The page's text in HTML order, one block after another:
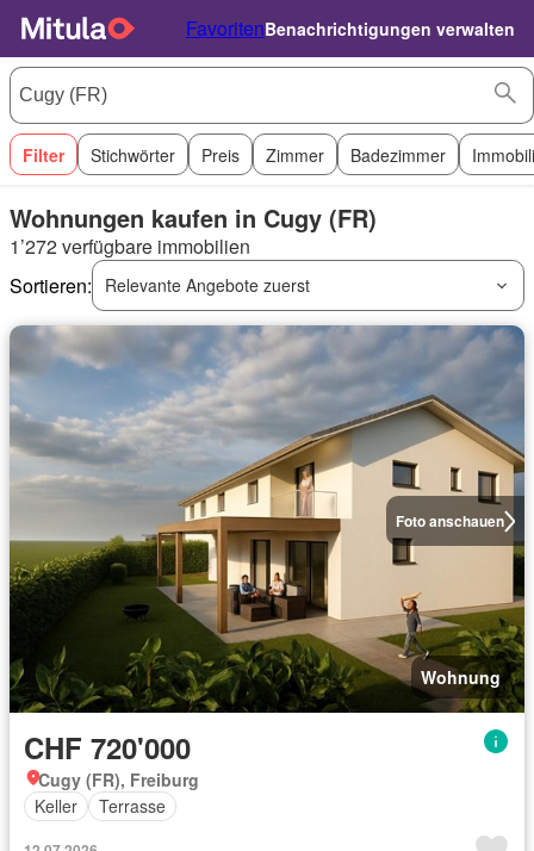
FavoritenBenachrichtigungen verwalten
Filter Stichwörter Preis Zimmer Badezimmer
Wohnungen kaufen in Cugy (FR)
1’272 verfügbare immobilien
Sortieren:
Relevante Angebote zuerst
Foto anschauen
Wohnung
CHF 720'000
Cugy (FR), Freiburg
Keller
Terrasse